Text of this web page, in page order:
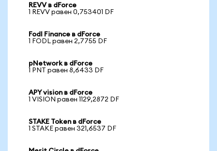
REVV в dForce
1 REVV равен 0,753401 DF
Fodl Finance в dForce
1 FODL равен 2,7755 DF
pNetwork в dForce
1 PNT равен 8,6433 DF
APY vision в dForce
1 VISION равен 1129,2872 DF
STAKE Token в dForce
1 STAKE равен 321,6537 DF